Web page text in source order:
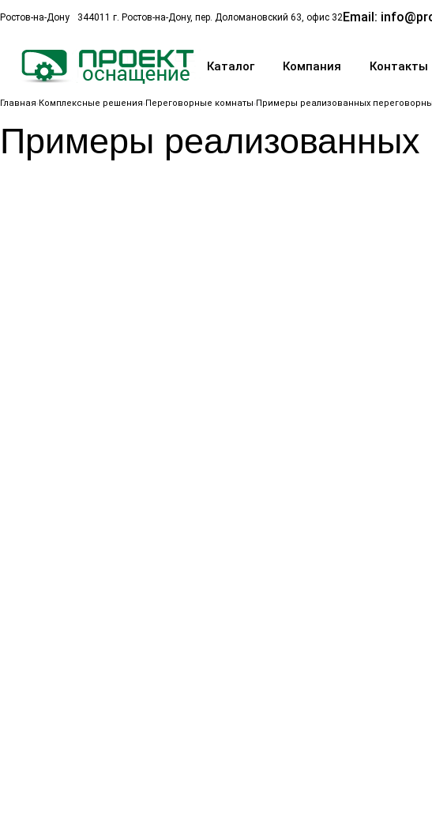
Ростов-на-Дону 344011 г. Ростов-на-Дону, пер. Доломановский 63, офис 32Email:
Каталог Компания Контакты
Главная Комплексные решения Переговорные комнаты Примеры реализованных
Примеры реализованных